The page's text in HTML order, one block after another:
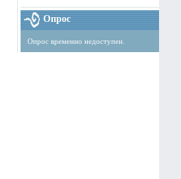
Опрос
Опрос временно недоступен.